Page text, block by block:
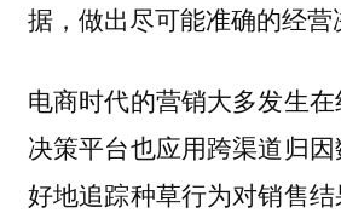
据，做出尽可能准确的经营
电商时代的营销大多发生
决策平台也应用跨渠道归
好地追踪种草行为对销售结